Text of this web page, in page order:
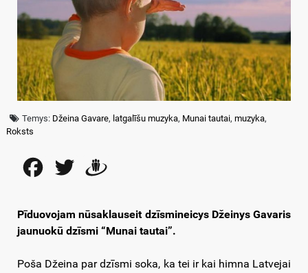
Temys: Džeina Gavare, latgalīšu muzyka, Munai tautai,muzyka,
Roksts
FacebookTwitter
Pīduovojam nūsaklauseit dzīsmineicys Džeinys Gavaris
jaunuokū dzīsmi “Munai tautai”.
Poša Džeina par dzīsmi soka, ka tei ir kai himna Latvejai